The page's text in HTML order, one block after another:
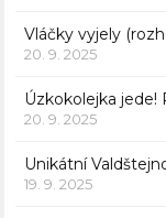
Vláčky vyjely
20. 9. 2025
Úzkokolejka
20. 9. 2025
Unikátní
19. 9. 2025